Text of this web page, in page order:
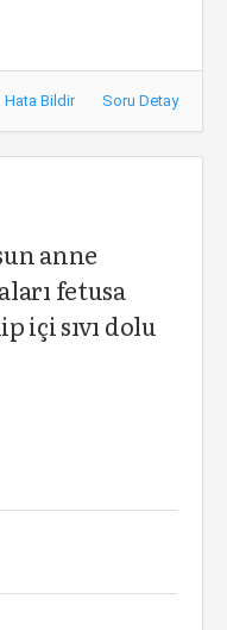
Hata Bildir Soru Detay
anne
fetusa
içi sıvı dolu